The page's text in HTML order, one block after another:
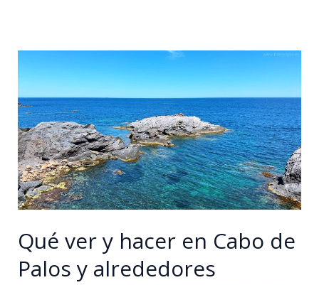
Qué ver y hacer en Cabo de
Palos y alrededores